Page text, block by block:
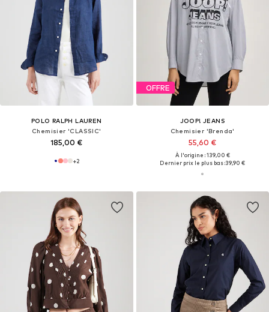
POLO RALPH LAUREN
Chemisier 'CLASSIC'
185,00 €
+2
OFFRE
JOOP! JEANS
Chemisier 'Brenda'
55,60 €
À l'origine : 139,00 €
Dernier prix le plus bas :39,90 €